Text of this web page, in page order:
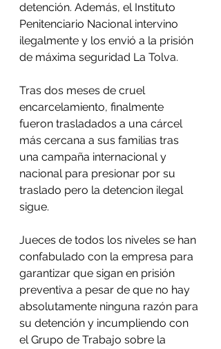
detención. Además, el Instituto
Penitenciario Nacional intervino
ilegalmente y los envió a la prisión
de máxima seguridad La Tolva.
Tras dos meses de cruel
encarcelamiento, finalmente
fueron trasladados a una cárcel
más cercana a sus familias tras
una campaña internacional y
nacional para presionar por su
traslado pero la detencion ilegal
sigue.
Jueces de todos los niveles se han
confabulado con la empresa para
garantizar que sigan en prisión
preventiva a pesar de que no hay
absolutamente ninguna razón para
su detención y incumpliendo con
el Grupo de Trabajo sobre la